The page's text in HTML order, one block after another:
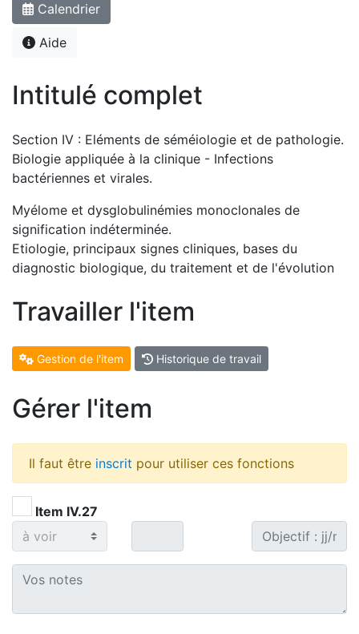
Calendrier
Aide
Intitulé complet
Section IV : Eléments de séméiologie et de pathologie.
Biologie appliquée à la clinique - Infections
bactériennes et virales.
Myélome et dysglobulinémies monoclonales de
signification indéterminée.
Etiologie, principaux signes cliniques, bases du
diagnostic biologique, du traitement et de l'évolution
Travailler l'item
Gestion de l'item Historique de travail
Gérer l'item
Il faut être inscrit pour utiliser ces fonctions
Item IV.27